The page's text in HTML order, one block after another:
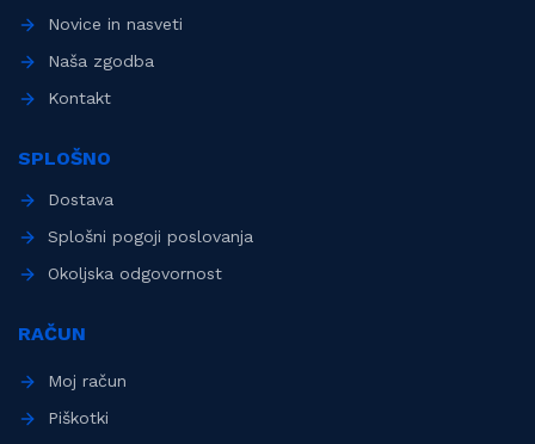
Novice in nasveti
Naša zgodba
Kontakt
SPLOŠNO
Dostava
Splošni pogoji poslovanja
Okoljska odgovornost
RAČUN
Moj račun
Piškotki